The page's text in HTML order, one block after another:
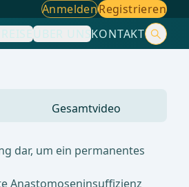
AnmeldenRegistrieren
ÜBER UNSKONTAKT
Gesamtvideo
dar, um ein permanentes
Anastomoseninsuffizienz